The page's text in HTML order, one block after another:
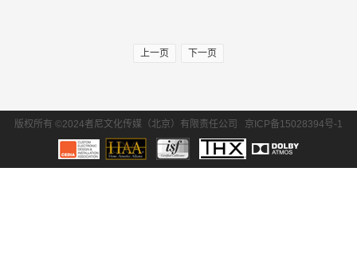
上一页 下一页
版权所有 ©2024者尼文化传媒（北京）有限责任公司 京ICP备15028394号-1